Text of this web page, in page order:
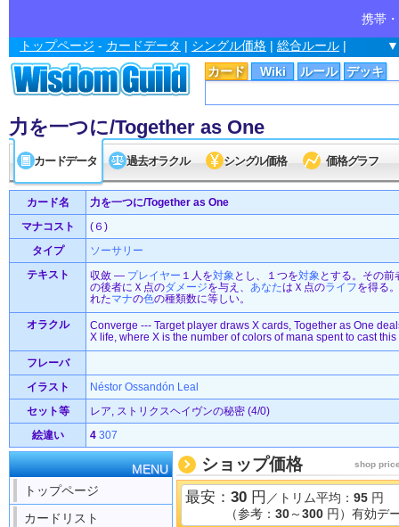
携帯
カード Wiki ルール デッキ
トップページ - カードデータ | シングル価格 | 総合ルール |
力を一つに/Together as One
カードデータ 過去オラクル シングル価格 価格グラフ
カード名
力を一つに/Together as One
マナコスト
(６)
タイプ
ソーサリー
テキスト
収斂 ― プレイヤー １人を対象 とし、１つを対象 とする。その前
の後者にＸ点のダメージを与え、 あなたはＸ点のライフを得る
れたマナの色の種類数に等しい。
オラクル
Converge --- Target player draws X cards, Together as One
X life, where X is the number of colors of mana spent to cast
フレーバ
イラスト
Néstor Ossandón Leal
セット等
レア, ストリクスヘイヴンの秘密 (4/0)
絵違い
4 307
MENU
トップページ
カードリスト
ショップ価格 shop
最安： 30 円 ／トリム平均： 95 円
（参考： 30～300 円）有効デ